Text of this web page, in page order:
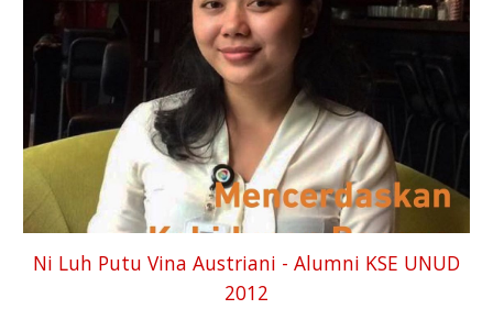
Ni Luh Putu Vina Austriani - Alumni KSE UNUD
2012